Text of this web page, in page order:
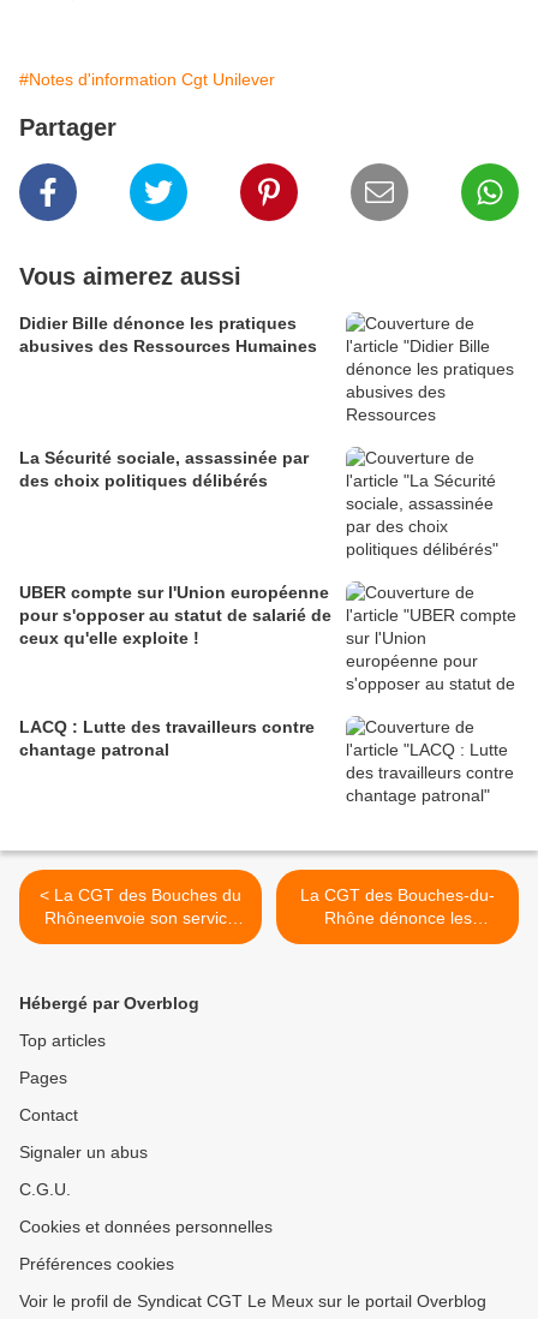
#Notes d'information Cgt Unilever
Partager
Vous aimerez aussi
Didier Bille dénonce les pratiques
abusives des Ressources Humaines
La Sécurité sociale, assassinée par
des choix politiques délibérés
UBER compte sur l'Union européenne
pour s'opposer au statut de salarié de
ceux qu'elle exploite !
LACQ : Lutte des travailleurs contre
chantage patronal
< La CGT des Bouches du
Rhôneenvoie son service
d'ordre pour protéger les
La CGT des Bouches-du-
Rhône dénonce les
violences policières >
Hébergé par Overblog
Top articles
Pages
Contact
Signaler un abus
C.G.U.
Cookies et données personnelles
Préférences cookies
Voir le profil de Syndicat CGT Le Meux sur le portail Overblog